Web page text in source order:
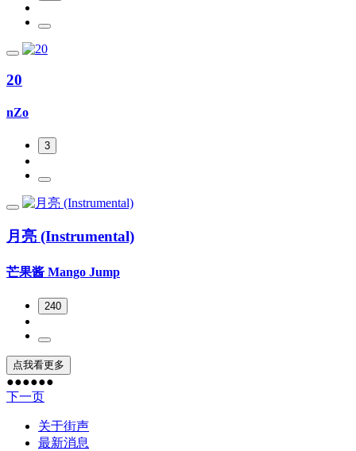
20
nZo
3
月亮 (Instrumental)
芒果酱 Mango Jump
240
点我看更多
●●●●●●
下一页
关于街声
最新消息